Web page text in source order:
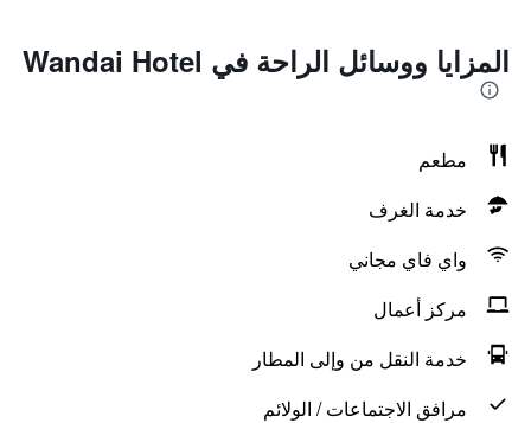
المزايا ووسائل الراحة في Wandai Hotel
مطعم
خدمة الغرف
واي فاي مجاني
مركز أعمال
خدمة النقل من وإلى المطار
مرافق الاجتماعات / الولائم